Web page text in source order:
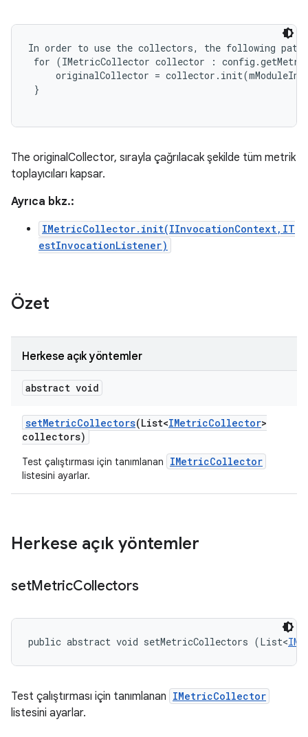
In order to use the collectors, the following
for (IMetricCollector collector :
originalCollector =
}
The originalCollector, sırayla çağrılacak şekilde tüm metrik
toplayıcıları kapsar.
Ayrıca bkz.:
IMetricCollector.init(IInvocationContext,IT
estInvocationListener)
Özet
Herkese açık yöntemler
abstract void
setMetricCollectors(List<IMetricCollector>
collectors)
Test çalıştırması için tanımlanan IMetricCollector
listesini ayarlar.
Herkese açık yöntemler
setMetricCollectors
public abstract void setMetricCollectors (List<
Test çalıştırması için tanımlanan IMetricCollector
listesini ayarlar.